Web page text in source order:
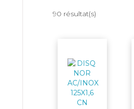
90 résultat(s)